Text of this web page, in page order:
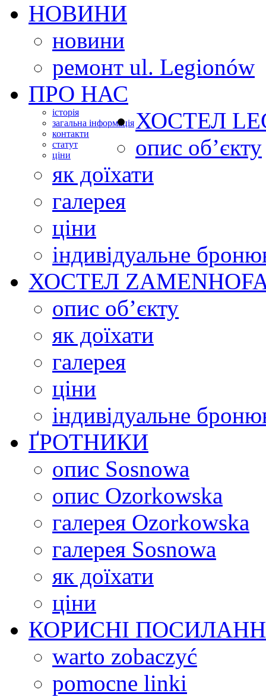
НОВИНИ
новини
ремонт ul. Legionów
ПРО НАС
історія
загальна інформація
контакти
статут
ціни
ХОСТЕЛ
опис об’єкту
як доїхати
галерея
ціни
індивідуальне
ХОСТЕЛ
опис об’єкту
як доїхати
галерея
ціни
індивідуальне
ҐРОТНИКИ
опис Sosnowa
опис Ozorkowska
галерея Ozorkowska
галерея Sosnowa
як доїхати
ціни
КОРИСНІ
warto zobaczyć
pomocne linki